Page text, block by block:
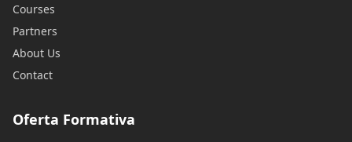
Courses
Partners
About Us
Contact
Oferta Formativa